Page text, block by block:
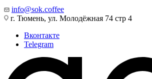
info@sok.coffee
г. Тюмень, ул. Молодёжная 74 стр 4
Вконтакте
Telegram